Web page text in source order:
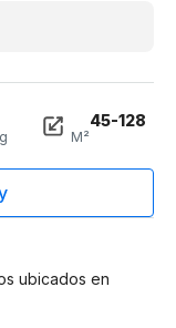
45-128
M²
ubicados en